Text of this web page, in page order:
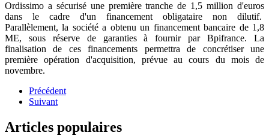
Ordissimo a sécurisé une première tranche de 1,5 million d'euros
dans le cadre d'un financement obligataire non dilutif.
Parallèlement, la société a obtenu un financement bancaire de 1,8
ME, sous réserve de garanties à fournir par Bpifrance. La
finalisation de ces financements permettra de concrétiser une
première opération d'acquisition, prévue au cours du mois de
novembre.
Précédent
Suivant
Articles populaires